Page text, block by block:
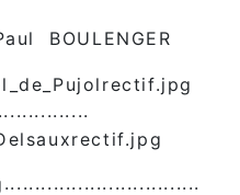
BOULENGER
................................